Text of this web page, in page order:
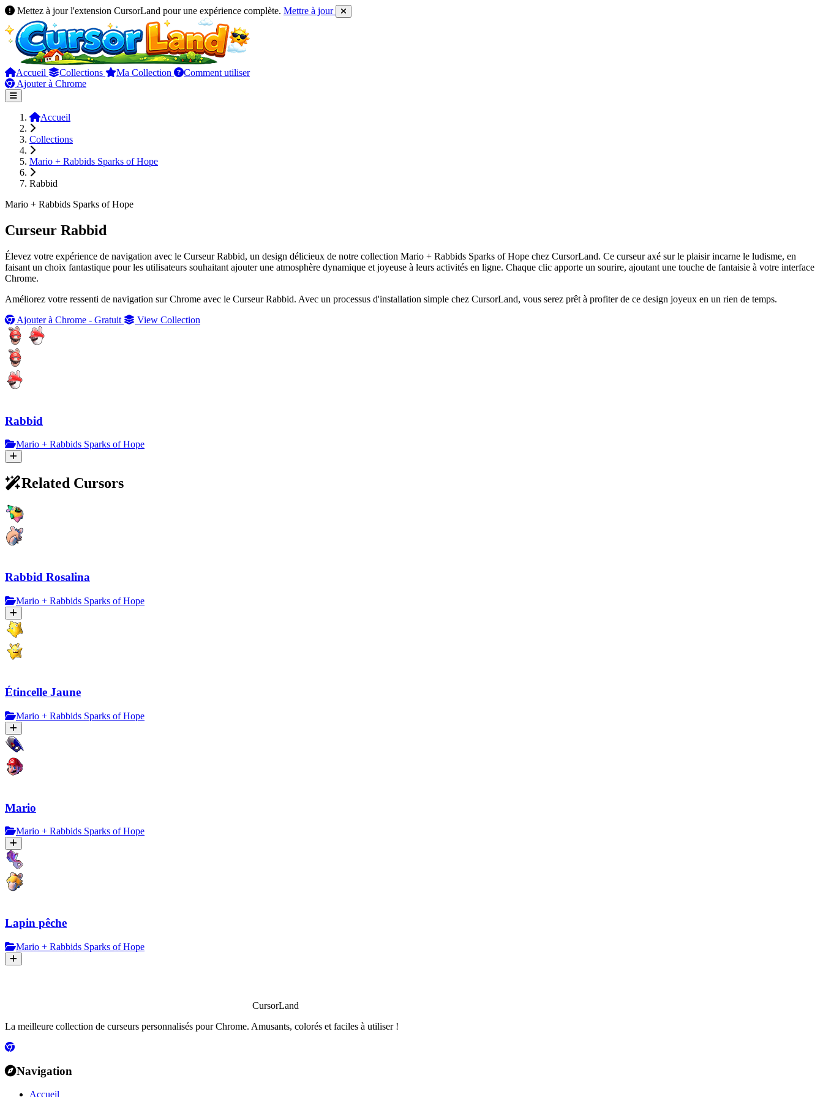
Mettez à jour l'extension CursorLand pour une expérience complète. Mettre à jour
Accueil Collections Ma Collection
Comment utiliser
Ajouter à Chrome
Accueil
Collections
Mario + Rabbids Sparks of Hope
Rabbid
Mario + Rabbids Sparks of Hope
Curseur Rabbid
Élevez votre expérience de navigation avec le Curseur Rabbid, un design délicieux de notre collection Mario + Rabbids Sparks of Hope chez CursorLand. Ce curseur axé sur le plaisir incarne le ludisme, en
faisant un choix fantastique pour les utilisateurs souhaitant ajouter une atmosphère dynamique et joyeuse à leurs activités en ligne. Chaque clic apporte un sourire, ajoutant une touche de fantaisie à votre interface
Chrome.
Améliorez votre ressenti de navigation sur Chrome avec le Curseur Rabbid. Avec un processus d'installation simple chez CursorLand, vous serez prêt à profiter de ce design joyeux en un rien de temps.
Ajouter à Chrome - Gratuit
View Collection
Rabbid
Mario + Rabbids Sparks of Hope
Related Cursors
Rabbid Rosalina
Mario + Rabbids Sparks of Hope
Étincelle Jaune
Mario + Rabbids Sparks of Hope
Mario
Mario + Rabbids Sparks of Hope
Lapin pêche
Mario + Rabbids Sparks of Hope
CursorLand
La meilleure collection de curseurs personnalisés pour Chrome. Amusants, colorés et faciles à utiliser !
Navigation
Accueil